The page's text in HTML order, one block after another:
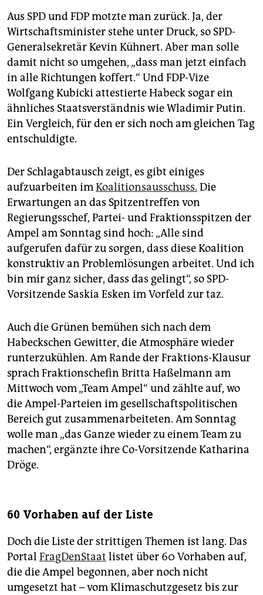
Aus SPD und FDP motzte man zurück. Ja, der
Wirtschaftsminister stehe unter Druck, so SPD-
Generalsekretär Kevin Kühnert. Aber man solle
damit nicht so umgehen, „dass man jetzt einfach
in alle Richtungen koffert.“ Und FDP-Vize
Wolfgang Kubicki attestierte Habeck sogar ein
ähnliches Staatsverständnis wie Wladimir Putin.
Ein Vergleich, für den er sich noch am gleichen Tag
entschuldigte.
Der Schlagabtausch zeigt, es gibt einiges
aufzuarbeiten imKoalitionsausschuss. Die
Erwartungen an das Spitzentreffen von
Regierungsschef, Partei- und Fraktionsspitzen der
Ampel am Sonntag sind hoch: „Alle sind
aufgerufen dafür zu sorgen, dass diese Koalition
konstruktiv an Problemlösungen arbeitet. Und ich
bin mir ganz sicher, dass das gelingt“, so SPD-
Vorsitzende Saskia Esken im Vorfeld zur taz.
Auch die Grünen bemühen sich nach dem
Habeckschen Gewitter, die Atmosphäre wieder
runterzukühlen. Am Rande der Fraktions-Klausur
sprach Fraktionschefin Britta Haßelmann am
Mittwoch vom „Team Ampel“ und zählte auf, wo
die Ampel-Parteien im gesellschaftspolitischen
Bereich gut zusammenarbeiteten. Am Sonntag
wolle man „das Ganze wieder zu einem Team zu
machen“, ergänzte ihre Co-Vorsitzende Katharina
Dröge.
60 Vorhaben auf der Liste
Doch die Liste der strittigen Themen ist lang. Das
Portal FragDenStaat listet über 60 Vorhaben auf,
die die Ampel begonnen, aber noch nicht
umgesetzt hat – vom Klimaschutzgesetz bis zur